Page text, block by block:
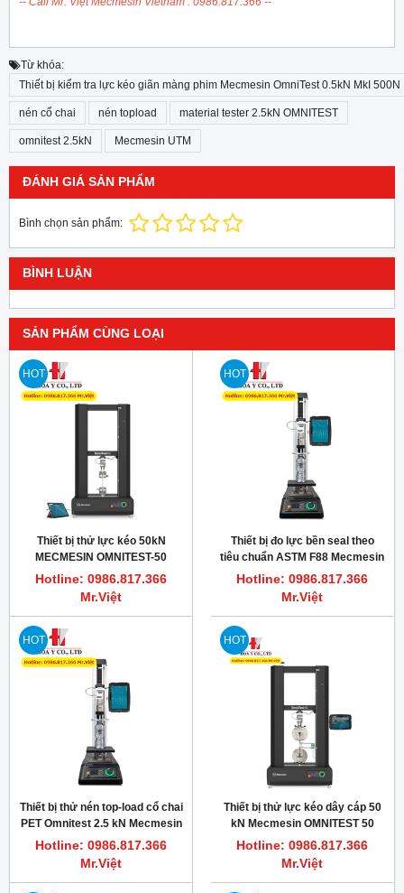
Từ khóa:
Thiết bị kiểm tra lực kéo giãn màng phim Mecmesin OmniTest 0.5kN MkI 500N
nén cổ chai nén topload material tester 2.5kN OMNITEST
omnitest 2.5kN Mecmesin UTM
ĐÁNH GIÁ SẢN PHẨM
Bình chọn sản phẩm:
BÌNH LUẬN
SẢN PHẨM CÙNG LOẠI
HOT
Thiết bị thử lực kéo 50kN
MECMESIN OMNITEST-50
Hotline: 0986.817.366
Mr.Việt
HOT
Thiết bị đo lực bền seal theo
tiêu chuẩn ASTM F88 Mecmesin
Omnitest 2.5
Hotline: 0986.817.366
Mr.Việt
HOT
Thiết bị thử nén top-load cổ chai
PET Omnitest 2.5 kN Mecmesin
England
Hotline: 0986.817.366
Mr.Việt
HOT
Thiết bị thử lực kéo dây cáp 50
kN Mecmesin OMNITEST 50
TOUCH
Hotline: 0986.817.366
Mr.Việt